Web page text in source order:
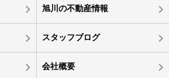
旭川の不動産情報
スタッフブログ
会社概要